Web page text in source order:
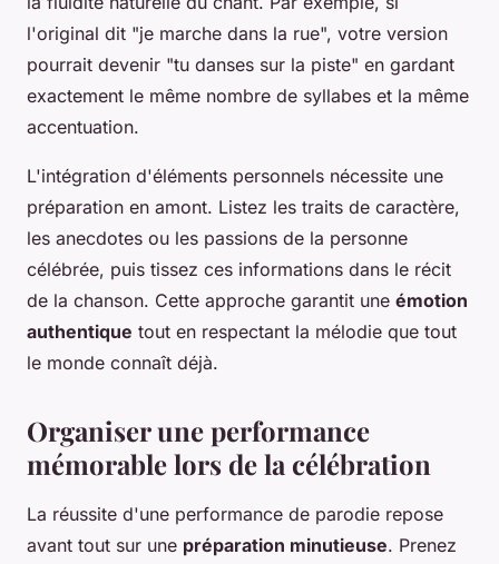
l'original dit "je marche dans la rue", votre version
pourrait devenir "tu danses sur la piste" en gardant
exactement le même nombre de syllabes et la même
accentuation.
L'intégration d'éléments personnels nécessite une
préparation en amont. Listez les traits de caractère,
les anecdotes ou les passions de la personne
célébrée, puis tissez ces informations dans le récit
de la chanson. Cette approche garantit une émotion
authentique tout en respectant la mélodie que tout
le monde connaît déjà.
Organiser une performance
mémorable lors de la célébration
La réussite d'une performance de parodie repose
avant tout sur une préparation minutieuse. Prenez